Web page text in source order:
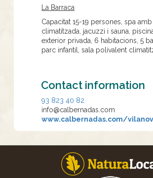
La Barraca
Capacitat 15-19 persones, spa
climatitzada, jacuzzi i sauna,
exterior privada, 6 habitacions, 5
parc infantil, sala polivalent
Contact information
93 823 40 82
info@calbernadas.com
www.calbernadas.com/